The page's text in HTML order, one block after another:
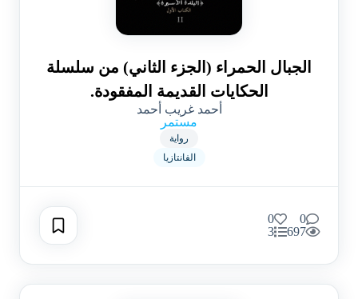
الجبال الحمراء (الجزء الثاني) من سلسلة
الحكايات القديمة المفقودة.
أحمد غريب أحمد
مستمر
رواية
الفانتازيا
0
0
697
3